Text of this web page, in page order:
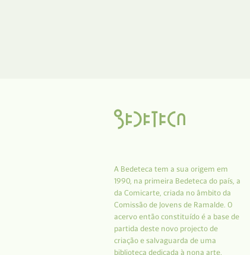
A Bedeteca tem a sua origem em
1990, na primeira Bedeteca do país, a
da Comicarte, criada no âmbito da
Comissão de Jovens de Ramalde. O
acervo então constituído é a base de
partida deste novo projecto de
criação e salvaguarda de uma
biblioteca dedicada à nona arte.